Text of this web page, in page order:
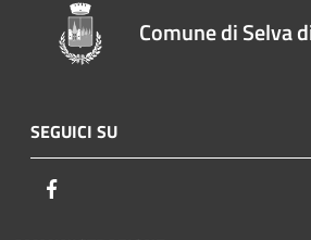
Comune di Selva
SEGUICI SU